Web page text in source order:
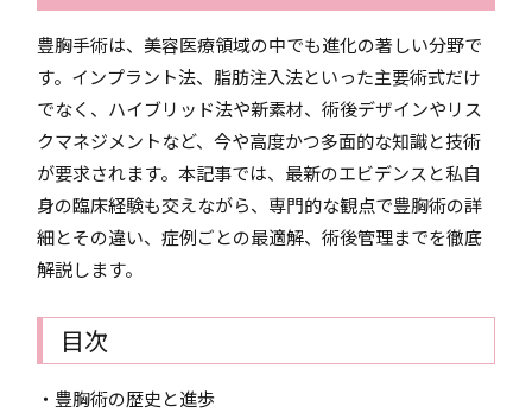
豊胸手術は、美容医療領域の中でも進化の著しい分野で
す。インプラント法、脂肪注入法といった主要術式だけ
でなく、ハイブリッド法や新素材、術後デザインやリス
クマネジメントなど、今や高度かつ多面的な知識と技術
が要求されます。本記事では、最新のエビデンスと私自
身の臨床経験も交えながら、専門的な観点で豊胸術の詳
細とその違い、症例ごとの最適解、術後管理までを徹底
解説します。
目次
・豊胸術の歴史と進歩